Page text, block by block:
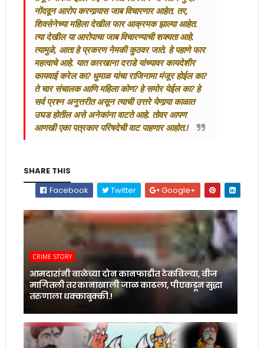
नोंदवून आरोप करणार्‍यास जाब विचारणार आहेत. तर,
शिवसेनेच्या महिला देखील फार आक्रमक झाल्या आहेत.
त्या देखील या आरोपाचा जाब विचारण्याची शक्यता आहे.
त्यामुळे, आता हे प्रकरण नेमकी कुठवर जाते. हे पहाणे फार
महत्वाचे आहे. यात कारखाना दराडे यांच्यावर कायदेशीर
कायवाई करेल का? धुमाळ यांचा राजिनामा मंजूर होईल का?
ते चार संचालक आणि महिला कोण? हे समोर येईल का? हे
सर्व प्रश्न अनुत्तरीत असून त्याची उत्तरे येणार्‍या काळात
उघड होतील असे अनेकांना वाटते आहे. तोवर आपण
आणखी एका पत्रकार परिषदेची वाट पाहणार आहोत.!
SHARE THIS
Facebook
Twitter Google+
CRIME STORY
आमदारांनी वाळेच्या दोन कानफाडीत टेकविल्या, वीज
मागितली तर कानाखाली जाळ काढला, पीएकडून सुद्धा
तरुणाला धक्काबुक्की.!